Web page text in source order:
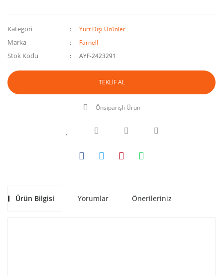
Kategori Yurt Dışı Ürünler
Marka Farnell
Stok Kodu AYF-2423291
TEKLİF AL
Önsiparişli Ürün
Ürün Bilgisi Yorumlar Önerileriniz